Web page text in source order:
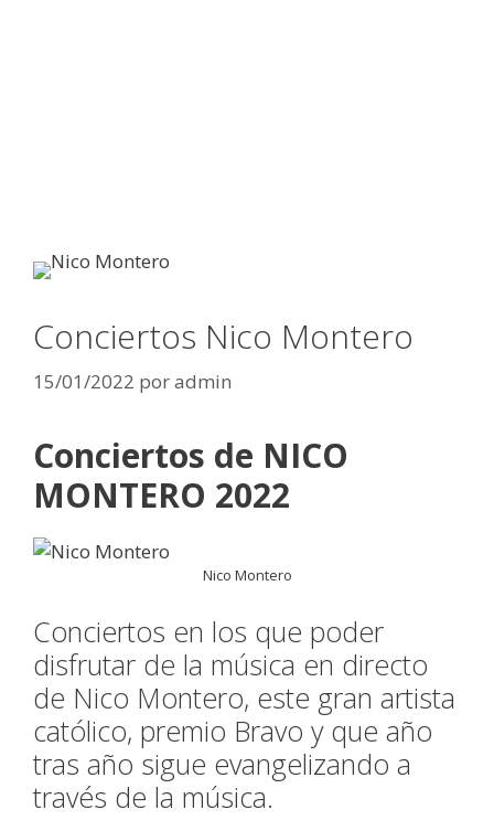
Conciertos Nico Montero
15/01/2022 poradmin
Conciertos de NICO
MONTERO 2022
Nico Montero
Conciertos en los que poder
disfrutar de la música en directo
de Nico Montero, este gran artista
católico, premio Bravo y que año
tras año sigue evangelizando a
través de la música.